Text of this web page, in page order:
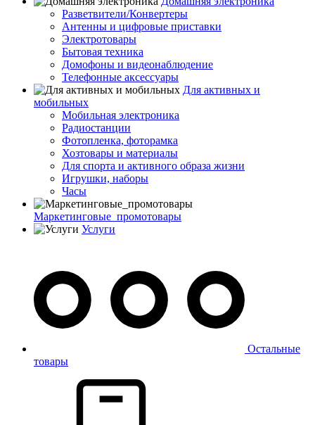
Разветвители/Конвертеры
Антенны и цифровые приставки
Электротовары
Бытовая техника
Домофоны и видеонаблюдение
Телефонные аксессуары
Для активных и
мобильных
Мобильная электроника
Радиостанции
Фотопленка, фоторамка
Хозтовары и материалы
Для спорта и активного образа жизни
Игрушки, наборы
Часы
Маркетинговые_промотовары
Услуги
Остальные
товары